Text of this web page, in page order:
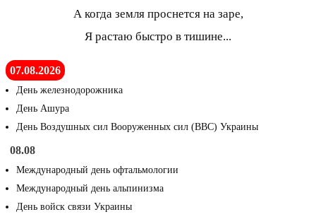
А когда земля проснется на заре,
Я растаю быстро в тишине...
07.08.2026
День железнодорожника
День Ашура
День Воздушных сил Вооруженных сил (ВВС) Украины
08.08
Международный день офтальмологии
Международный день альпинизма
День войск связи Украины